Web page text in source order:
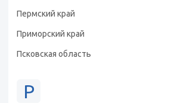
Пермский край
Приморский край
Псковская область
Р